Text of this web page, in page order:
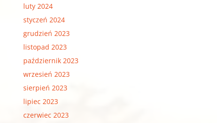
luty 2024
styczeń 2024
grudzień 2023
listopad 2023
październik 2023
wrzesień 2023
sierpień 2023
lipiec 2023
czerwiec 2023